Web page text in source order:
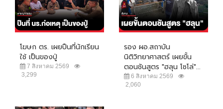
โฆษก ตร. เผยปืนที่นักเรียน
ใช้ เป็นของปู่
7 สิงหาคม 2569
3,299
รอง ผอ.สถาบัน
นิติวิทยาศาสตร์ เผยขั้น
ตอนชันสูตร "ฮลุน โซโล่"...
6 สิงหาคม 2569
2,060